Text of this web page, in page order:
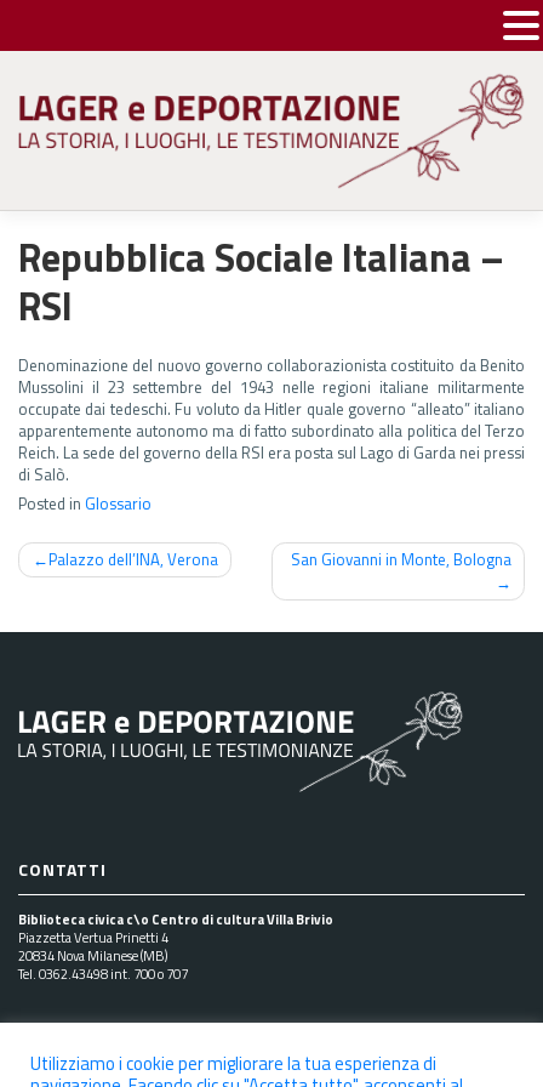
content
Repubblica Sociale Italiana –
RSI
Denominazione del nuovo governo collaborazionista costituito da Benito
Mussolini il 23 settembre del 1943 nelle regioni italiane militarmente
occupate dai tedeschi. Fu voluto da Hitler quale governo “alleato” italiano
apparentemente autonomo ma di fatto subordinato alla politica del Terzo
Reich. La sede del governo della RSI era posta sul Lago di Garda nei pressi
di Salò.
Posted in Glossario
Navigazione
Palazzo dell’INA, Verona San Giovanni in Monte, Bologna
CONTATTI
Biblioteca civica c\o Centro di cultura Villa Brivio
Piazzetta Vertua Prinetti 4
20834 Nova Milanese (MB)
Tel. 0362.43498 int. 700 o 707
Utilizziamo i cookie per migliorare la tua esperienza di